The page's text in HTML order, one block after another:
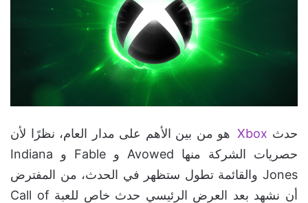
حدث Xbox هو من بين الأهم على مدار العام، نظرًا لأن
حصريات الشركة منها Avowed و Fable و Indiana
Jones والقائمة تطول ستظهر في الحدث، من المفترض
أن نشهد بعد العرض الرئيسي حدث خاص للعبة Call of